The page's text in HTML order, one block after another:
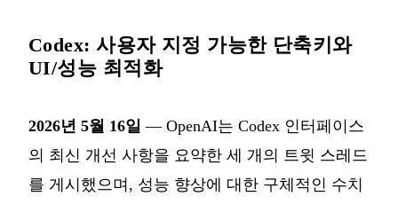
Codex: 사용자 지정 가능한 단축키와
UI/성능 최적화
2026년 5월 16일 — OpenAI는 Codex 인터페이스
의 최신 개선 사항을 요약한 세 개의 트윗 스레드
를 게시했으며, 성능 향상에 대한 구체적인 수치